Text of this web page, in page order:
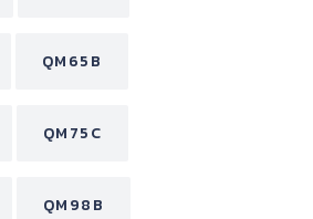
QM65B
QM75C
QM98B